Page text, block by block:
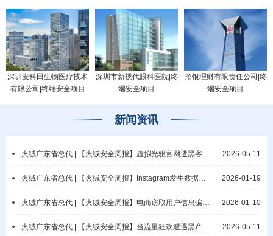
深圳麦科田生物医疗技术
有限公司|终端安全项目
深圳市新视代眼科医院|终
端安全项目
招银理财有限责任公司|终
端安全项目
新闻资讯
2026-05-11
火绒广东省总代 | 【火绒安全周报】虚拟光驱官网遭黑客攻击/微软披露网络钓鱼活动
2026-01-19
火绒广东省总代 | 【火绒安全周报】Instagram发生数据泄露事件/教元集团疑遭勒索攻击
2026-01-10
火绒广东省总代 | 【火绒安全周报】电商窃取用户信息骗佣/漠视保密责任酿重大隐患
2026-05-11
火绒广东省总代 | 【火绒安全周报】当流量狂欢遭遇黑产攻击：AI Agent时代业务逻辑攻击与端侧防御范式重构